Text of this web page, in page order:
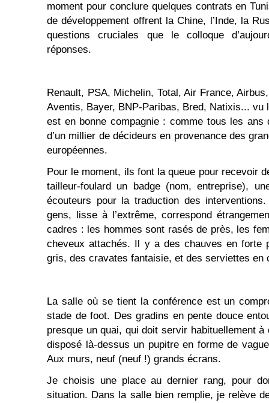
moment pour conclure quelques contrats en
de développement offrent la Chine, l’Inde, la
questions cruciales que le colloque
réponses.
Renault, PSA, Michelin, Total, Air France,
Aventis, Bayer, BNP-Paribas, Bred, Natixis... vu
est en bonne compagnie : comme tous les
d’un millier de décideurs en provenance des
européennes.
Pour le moment, ils font la queue pour recevoir
tailleur-foulard un badge (nom, entreprise),
écouteurs pour la traduction des
gens, lisse à l’extrême, correspond
cadres : les hommes sont rasés de près, les
cheveux attachés. Il y a des chauves en forte
gris, des cravates fantaisie, et des serviettes en
La salle où se tient la conférence est un
stade de foot. Des gradins en pente douce
presque un quai, qui doit servir habituellement
disposé là-dessus un pupitre en forme de
Aux murs, neuf (neuf !) grands écrans.
Je choisis une place au dernier rang, pour
situation. Dans la salle bien remplie, je relève